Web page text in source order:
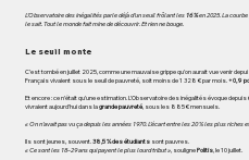
L’Observatoire des inégalités parle déjà d’un seuil frôlant les 16 %en 2025. La
le sait. Tout le monde fait mine de découvrir. Et rien ne bouge.
Le seuil monte
C’est tombé en juillet 2025, comme une mauvaise grippe qu’on aurait vue venir
Français vivaient sous le seuil de pauvreté, soit moins de 1 328 € par mois.+0,9
Et encore : ce n’était qu’une estimation. L’Observatoire des inégalités évoque depuis
vivraient aujourd’hui dans lagrande pauvreté , sous les 885 € mensuels.
« On n’avait pas vu ça depuis les années 1970. L’écart entre les 20 % les plus
Ils sont jeunes, souvent.38,5 % des étudiants sont pauvres.
« Ce sont les 18–29 ans qui payent le plus lourd tribut » , soulignePolitis , le 10 juillet.